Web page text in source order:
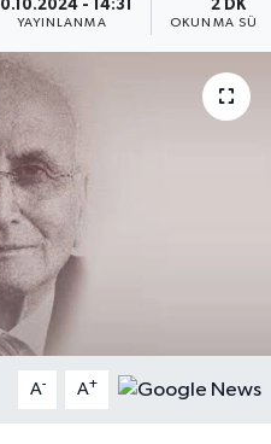
- 14:31
YAYINLANMA
2 DK
OKUNMA
A- A+